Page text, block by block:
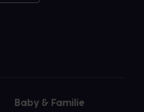
Baby & Familie